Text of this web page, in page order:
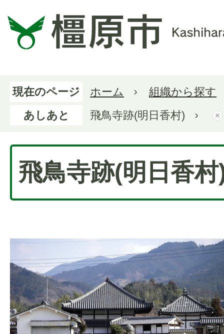
現在のページ ホーム
組織から探す
あしあと
飛鳥寺跡(明日香村)
飛鳥寺跡(明日香村